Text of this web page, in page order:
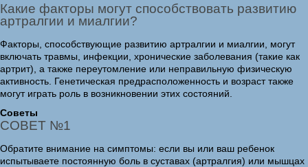
Какие факторы могут способствовать развитию
артралгии и миалгии?
Факторы, способствующие развитию артралгии и миалгии, могут
включать травмы, инфекции, хронические заболевания (такие как
артрит), а также переутомление или неправильную физическую
активность. Генетическая предрасположенность и возраст также
могут играть роль в возникновении этих состояний.
Советы
СОВЕТ №1
Обратите внимание на симптомы: если вы или ваш ребенок
испытываете постоянную боль в суставах (артралгия) или мышцах